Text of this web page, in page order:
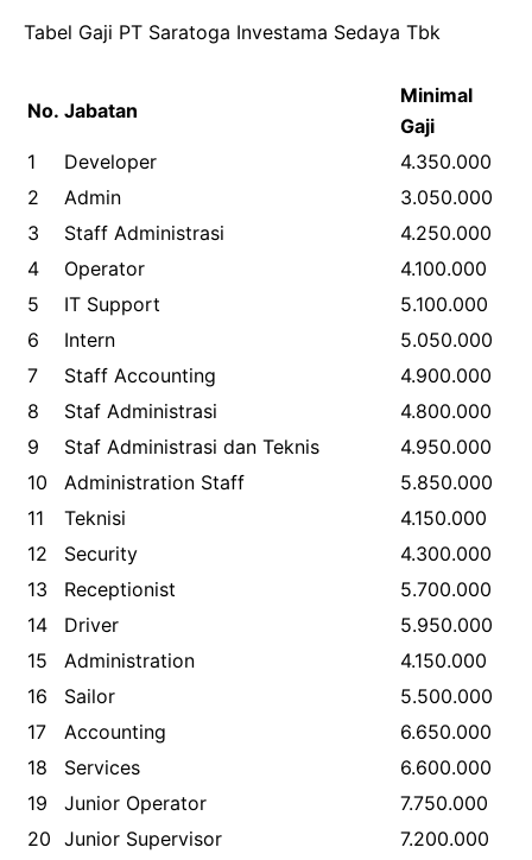
Tabel Gaji PT Saratoga Investama Sedaya Tbk
No. Jabatan
Minimal
Gaji
1
Developer
4.350.000
2
Admin
3.050.000
3
Staff Administrasi
4.250.000
4
Operator
4.100.000
5
IT Support
5.100.000
6
Intern
5.050.000
7
Staff Accounting
4.900.000
8
Staf Administrasi
4.800.000
9
Staf Administrasi dan Teknis
4.950.000
10
Administration Staff
5.850.000
11
Teknisi
4.150.000
12
Security
4.300.000
13
Receptionist
5.700.000
14
Driver
5.950.000
15
Administration
4.150.000
16
Sailor
5.500.000
17
Accounting
6.650.000
18
Services
6.600.000
19
Junior Operator
7.750.000
20 Junior Supervisor
7.200.000